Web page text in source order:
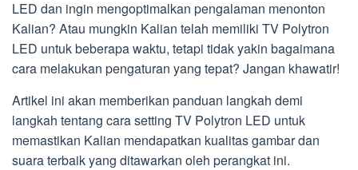
LED dan ingin mengoptimalkan pengalaman menonton
Kalian? Atau mungkin Kalian telah memiliki TV Polytron
LED untuk beberapa waktu, tetapi tidak yakin bagaimana
cara melakukan pengaturan yang tepat? Jangan khawatir!
Artikel ini akan memberikan panduan langkah demi
langkah tentang cara setting TV Polytron LED untuk
memastikan Kalian mendapatkan kualitas gambar dan
suara terbaik yang ditawarkan oleh perangkat ini.